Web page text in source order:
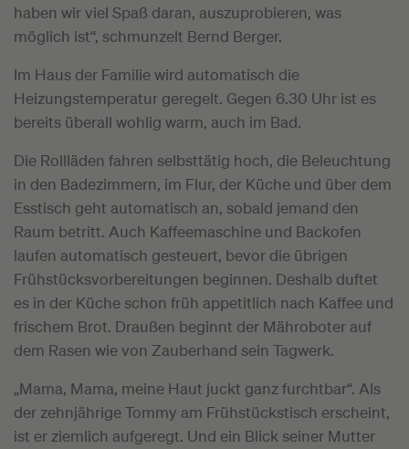
haben wir viel Spaß daran, auszuprobieren, was
möglich ist“, schmunzelt Bernd Berger.
Im Haus der Familie wird automatisch die
Heizungstemperatur geregelt. Gegen 6.30 Uhr ist es
bereits überall wohlig warm, auch im Bad.
Die Rollläden fahren selbsttätig hoch, die Beleuchtung
in den Badezimmern, im Flur, der Küche und über dem
Esstisch geht automatisch an, sobald jemand den
Raum betritt. Auch Kaffeemaschine und Backofen
laufen automatisch gesteuert, bevor die übrigen
Frühstücksvorbereitungen beginnen. Deshalb duftet
es in der Küche schon früh appetitlich nach Kaffee und
frischem Brot. Draußen beginnt der Mähroboter auf
dem Rasen wie von Zauberhand sein Tagwerk.
„Mama, Mama, meine Haut juckt ganz furchtbar“. Als
der zehnjährige Tommy am Frühstückstisch erscheint,
ist er ziemlich aufgeregt. Und ein Blick seiner Mutter